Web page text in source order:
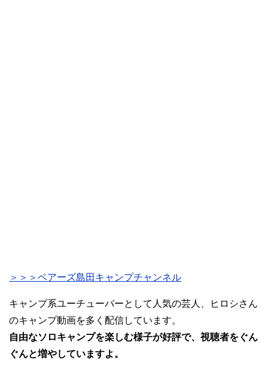
＞＞＞ベアーズ島田キャンプチャンネル
キャンプ系ユーチューバーとして人気の芸人、ヒロシさん
のキャンプ動画を多く配信しています。
自由なソロキャンプを楽しむ様子が好評で、視聴者をぐん
ぐんと増やしていますよ。